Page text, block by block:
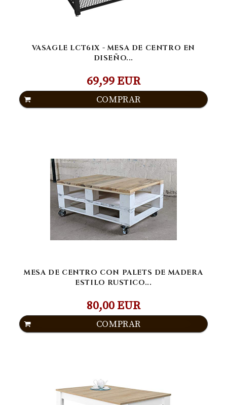
VASAGLE LCT61X - MESA DE CENTRO EN
DISEÑO...
69,99 EUR
COMPRAR
MESA DE CENTRO CON PALETS DE MADERA
ESTILO RUSTICO...
80,00 EUR
COMPRAR